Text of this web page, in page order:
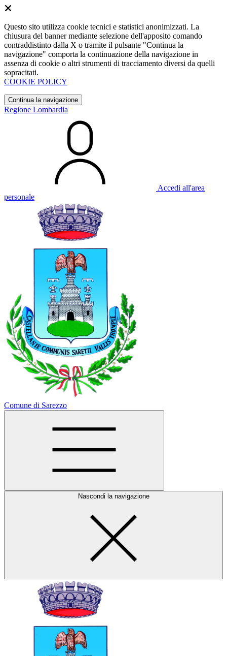
Questo sito utilizza cookie tecnici e statistici anonimizzati. La
chiusura del banner mediante selezione dell'apposito comando
contraddistinto dalla X o tramite il pulsante "Continua la
navigazione" comporta la continuazione della navigazione in
assenza di cookie o altri strumenti di tracciamento diversi da quelli
sopracitati.
COOKIE POLICY
Continua la navigazione
Regione Lombardia
Accedi all'area
personale
Comune di Sarezzo
Nascondi la navigazione